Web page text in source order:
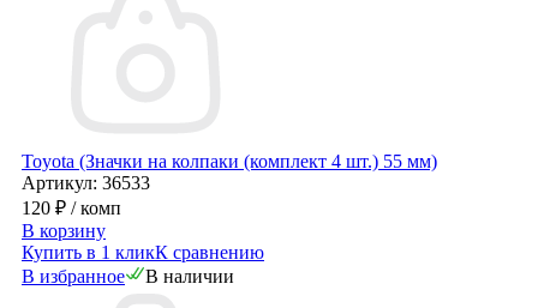
Toyota (Значки на колпаки (комплект 4 шт.) 55 мм)
Артикул: 36533
120 ₽ / комп
В корзину
Купить в 1 кликК сравнению
В избранное
В наличии